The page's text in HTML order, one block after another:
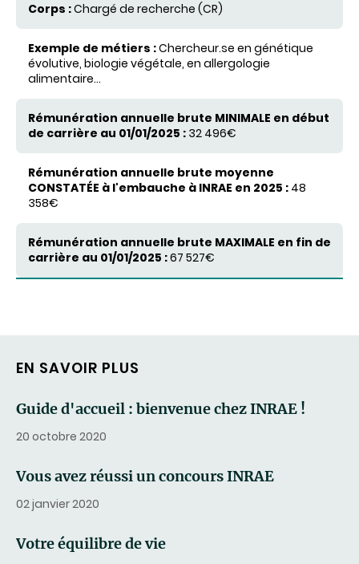
Chargé de recherche (CR)
Chercheur.se en génétique
évolutive, biologie végétale, en allergologie
alimentaire...
32 496€
48
358€
67 527€
EN SAVOIR PLUS
Guide d'accueil : bienvenue chez INRAE !
20 octobre 2020
Vous avez réussi un concours INRAE
02 janvier 2020
Votre équilibre de vie